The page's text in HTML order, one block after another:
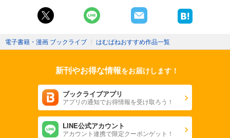
電子書籍・漫画 ブックライブ 〉 はむばねおすすめ作品一覧
新刊やお得な情報をお届けします！
ブックライブアプリ
アプリの通知でお得情報を受け取ろう！
LINE公式アカウント
アカウント連携で限定クーポンゲット！